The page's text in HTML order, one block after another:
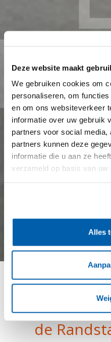
Deze website maakt
We gebruiken cookies om
personaliseren, om
en om ons websiteverkeer
informatie over uw gebruik
partners voor social
partners kunnen deze
informatie die u aan ze
verzameld op basis van
Alles
de